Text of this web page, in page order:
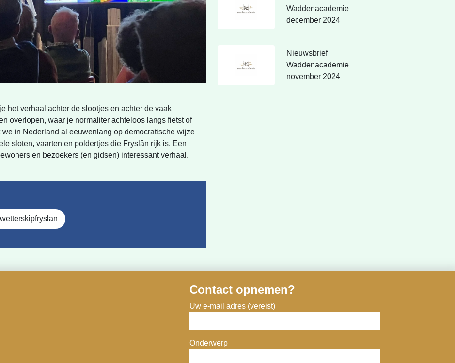
het verhaal achter de slootjes en achter de vaak
overlopen, waar je normaliter achteloos langs fietst of
we in Nederland al eeuwenlang op democratische wijze
sloten, vaarten en poldertjes die Fryslân rijk is. Een
en bezoekers (en gidsen) interessant verhaal.
Waddenacademie
december 2024
Nieuwsbrief
Waddenacademie
november 2024
Contact opnemen?
Uw e-mail adres (vereist)
Onderwerp